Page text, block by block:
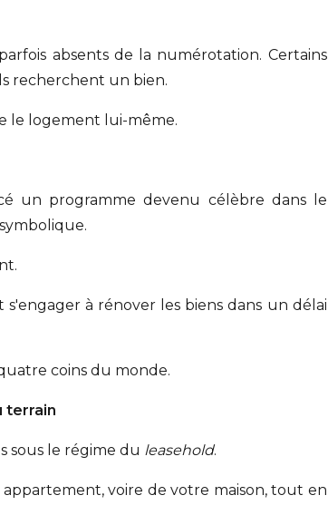
absents de la numérotation. Certains
recherchent un bien.
le logement lui-même.
un programme devenu célèbre dans le
à rénover les biens dans un délai
coins du monde.
terrain
sous le régime du leasehold.
voire de votre maison, tout en